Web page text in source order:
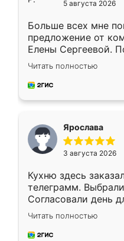
5 августа 2026
Больше всех мне
предложение от
Елены Сергеевой.
короткие сроки
для замера
предложил по
Читать полностью
Ярослава
3 августа 2026
Кухню здесь
телеграмм.
Согласовали день
недели кухня была
довольны работой.
мебель за
Читать полностью